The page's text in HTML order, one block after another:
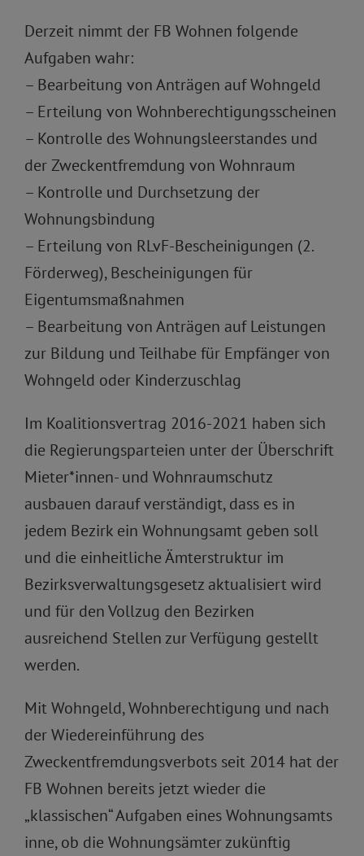
Derzeit nimmt der FB Wohnen folgende
Aufgaben wahr:
– Bearbeitung von Anträgen auf Wohngeld
– Erteilung von Wohnberechtigungsscheinen
– Kontrolle des Wohnungsleerstandes und
der Zweckentfremdung von Wohnraum
– Kontrolle und Durchsetzung der
Wohnungsbindung
– Erteilung von RLvF-Bescheinigungen (2.
Förderweg), Bescheinigungen für
Eigentumsmaßnahmen
– Bearbeitung von Anträgen auf Leistungen
zur Bildung und Teilhabe für Empfänger von
Wohngeld oder Kinderzuschlag
Im Koalitionsvertrag 2016-2021 haben sich
die Regierungsparteien unter der Überschrift
Mieter*innen- und Wohnraumschutz
ausbauen darauf verständigt, dass es in
jedem Bezirk ein Wohnungsamt geben soll
und die einheitliche Ämterstruktur im
Bezirksverwaltungsgesetz aktualisiert wird
und für den Vollzug den Bezirken
ausreichend Stellen zur Verfügung gestellt
werden.
Mit Wohngeld, Wohnberechtigung und nach
der Wiedereinführung des
Zweckentfremdungsverbots seit 2014 hat der
FB Wohnen bereits jetzt wieder die
„klassischen“ Aufgaben eines Wohnungsamts
inne, ob die Wohnungsämter zukünftig